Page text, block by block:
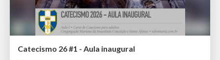
Catecismo 26 #1 - Aula inaugural